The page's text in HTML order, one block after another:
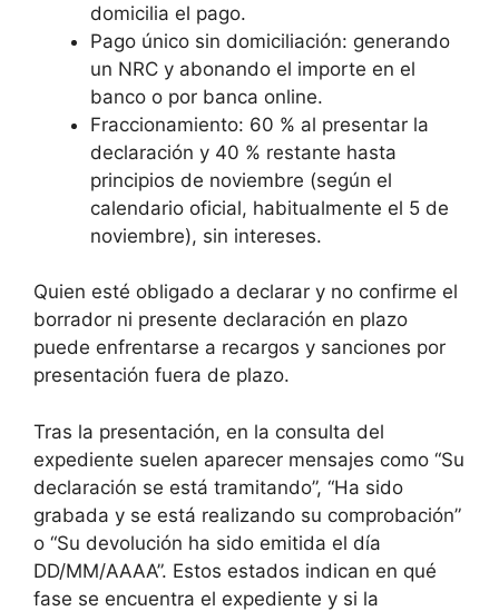
domicilia el pago.
Pago único sin domiciliación: generando
un NRC y abonando el importe en el
banco o por banca online.
Fraccionamiento: 60 % al presentar la
declaración y 40 % restante hasta
principios de noviembre (según el
calendario oficial, habitualmente el 5 de
noviembre), sin intereses.
Quien esté obligado a declarar y no confirme el
borrador ni presente declaración en plazo
puede enfrentarse a recargos y sanciones por
presentación fuera de plazo.
Tras la presentación, en la consulta del
expediente suelen aparecer mensajes como “Su
declaración se está tramitando”, “Ha sido
grabada y se está realizando su comprobación”
o “Su devolución ha sido emitida el día
DD/MM/AAAA”. Estos estados indican en qué
fase se encuentra el expediente y si la